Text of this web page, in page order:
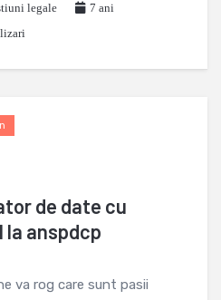
legale
7 ani
de date cu
anspdcp
va rog care sunt pasii